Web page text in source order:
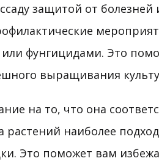
защитой от болезней
фунгицидами. Это
выращивания
на то, что она
растений наиболее
Это поможет вам